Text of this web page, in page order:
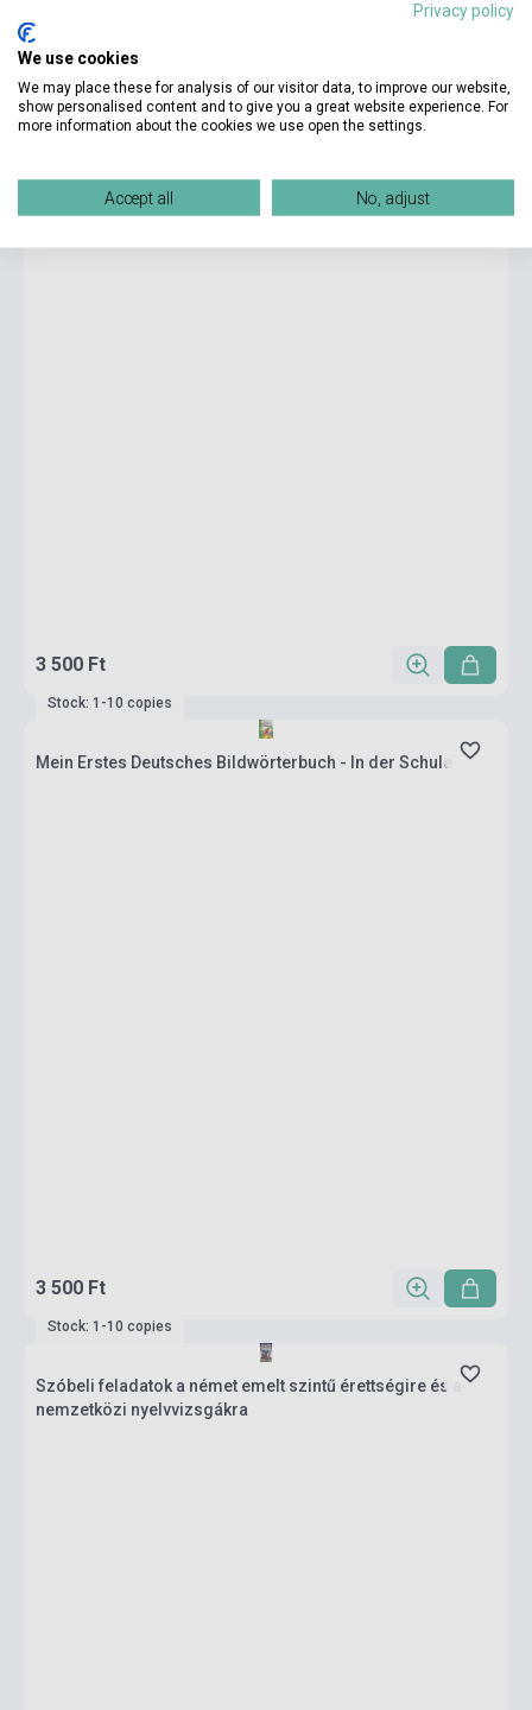
currently out of stock, expected back in stock: 7-8 weeks
Mein Erstes Deutsches Bildwörterbuch - Zu Hause
3 500 Ft
Stock: 1-10 copies
Mein Erstes Deutsches Bildwörterbuch - In der Schule
3 500 Ft
Stock: 1-10 copies
Szóbeli feladatok a német emelt szintű érettségire és a
nemzetközi nyelvvizsgákra
Privacy policy
We use cookies
We may place these for analysis of our visitor data, to improve our website,
show personalised content and to give you a great website experience. For
more information about the cookies we use open the settings.
Accept all No, adjust